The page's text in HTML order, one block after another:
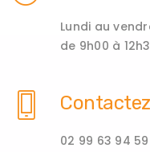
Lundi au
de 9h00 à
02 99 63 94 59